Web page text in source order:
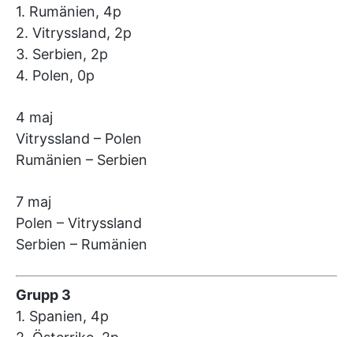
1. Rumänien, 4p
2. Vitryssland, 2p
3. Serbien, 2p
4. Polen, 0p
4 maj
Vitryssland – Polen
Rumänien – Serbien
7 maj
Polen – Vitryssland
Serbien – Rumänien
Grupp 3
1. Spanien, 4p